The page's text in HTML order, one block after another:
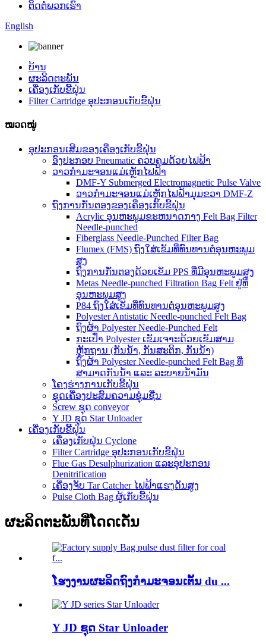
ຕິດ​ຕໍ່​ພວກ​ເຮົາ
English
ບ້ານ
ຜະລິດຕະພັນ
ເຄື່ອງເກັບຂີ້ຝຸ່ນ
Filter Cartridge ອຸປະກອນເກັບຂີ້ຝຸ່ນ
ໝວດໝູ່
ອຸປະກອນເສີມຂອງເຄື່ອງເກັບຂີ້ຝຸ່ນ
ອົງປະກອບ Pneumatic ຄວບຄຸມດ້ວຍໄຟຟ້າ
ວາວກຳມະຈອນແມ່ເຫຼັກໄຟຟ້າ
DMF-Y Submerged Electromagnetic Pulse Valve
ວາວກຳມະຈອນແມ່ເຫຼັກໄຟຟ້າມຸມຂວາ DMF-Z
ຖົງການກັ່ນຕອງຂອງເຄື່ອງເກັບຂີ້ຝຸ່ນ
Acrylic ອຸນຫະພູມຂະຫນາດກາງ Felt Bag Filter
Needle-punched
Fiberglass Needle-Punched Filter Bag
Flumex (FMS) ຖົງໃສ່ເຂັມທີ່ທົນທານຕໍ່ອຸນຫະພູມ
ສູງ
ຖົງການກັ່ນຕອງດ້ວຍເຂັມ PPS ທີ່ມີອຸນຫະພູມສູງ
Metas Needle-punched Filtration Bag Felt ຢູ່ທີ່
ອຸນຫະພູມສູງ
P84 ຖົງໃສ່ເຂັມທີ່ທົນທານຕໍ່ອຸນຫະພູມສູງ
Polyester Antistatic Needle-punched Felt Bag
ຖົງຜ້າ Polyester Needle-Punched Felt
ກະເປົ໋າ Polyester ເຂັມເຈາະດ້ວຍເຂັມສາມ
ຫຼັກຖານ (ກັນນໍ້າ, ກັນສະຕິກ, ກັນນໍ້າ)
ຖົງຜ້າ Polyester Needle-punched Felt Bag ທີ່
ສາມາດກັນນໍ້າ ແລະ ລະບາຍນໍ້າມັນ
ໂຄງຮ່າງການເກັບຂີ້ຝຸ່ນ
ຊຸດເຄື່ອງປະສົມຄວາມຊຸ່ມຊື່ນ
Screw ຊຸດ conveyor
Y JD ຊຸດ Star Unloader
ເຄື່ອງເກັບຂີ້ຝຸ່ນ
ເຄື່ອງເກັບຝຸ່ນ Cyclone
Filter Cartridge ອຸປະກອນເກັບຂີ້ຝຸ່ນ
Flue Gas Desulphurization ແລະອຸປະກອນ
Denitrification
ເຄື່ອງຈັບ Tar Catcher ໄຟຟ້າແຮງດັນສູງ
Pulse Cloth Bag ຜູ້ເກັບຂີ້ຝຸ່ນ
ຜະລິດຕະພັນທີ່ໂດດເດັ່ນ
ໂຮງງານຜະລິດຖົງກໍາມະຈອນເຕັ້ນ du ...
Y JD ຊຸດ Star Unloader